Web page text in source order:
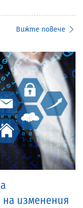
Вижте повече
изменения